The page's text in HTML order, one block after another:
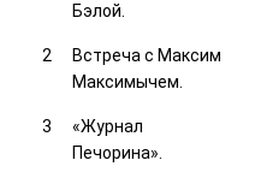
Бэлой.
Встреча с Максим
Максимычем.
«Журнал
Печорина».